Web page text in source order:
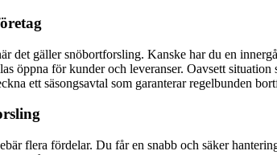
det gäller snöbortforsling. Kanske har du en
öppna för kunder och leveranser. Oavsett
ett säsongsavtal som garanterar regelbunden
flera fördelar. Du får en snabb och säker